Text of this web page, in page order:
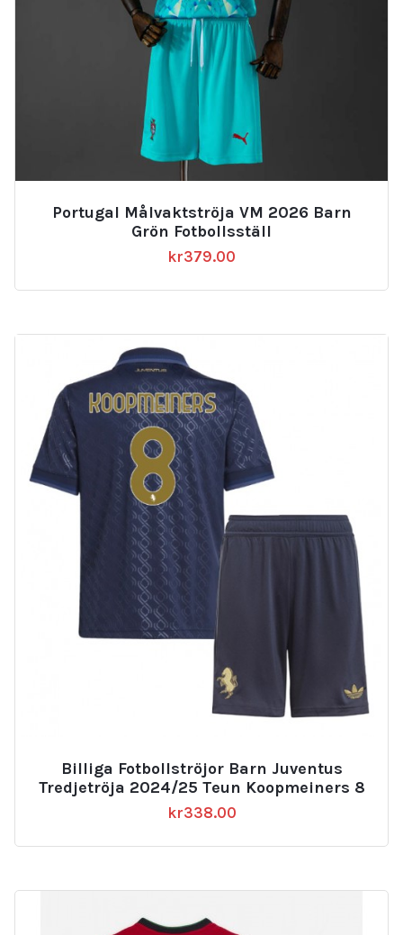
Portugal Målvaktströja VM 2026 Barn
Grön Fotbollsställ
kr379.00
Billiga Fotbollströjor Barn Juventus
Tredjetröja 2024/25 Teun Koopmeiners 8
kr338.00